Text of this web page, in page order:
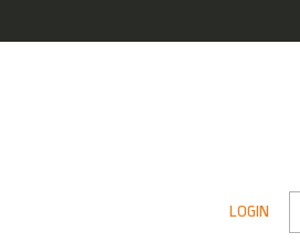
LOGIN